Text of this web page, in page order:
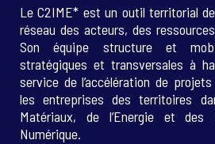
Le C2IME* est un outil territorial
réseau des acteurs, des
Son équipe structure et
stratégiques et transversales à
service de l’accélération de
les entreprises des territoires
Matériaux, de l’Energie et des
Numérique.